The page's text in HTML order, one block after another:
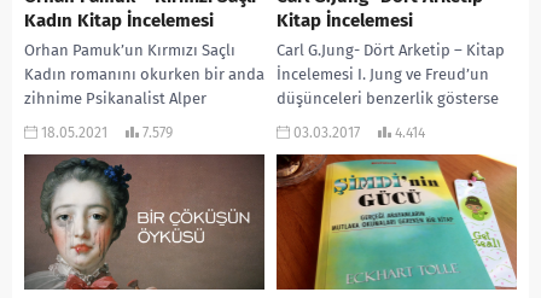
Kadın Kitap İncelemesi
Orhan Pamuk’un Kırmızı Saçlı
Kadın romanını okurken bir anda
zihnime Psikanalist Alper
Şahin’in “Gaddarlığı Ergenlik
geldi. Yazının...
18.05.2021 7.579
Kitap İncelemesi
Carl G.Jung- Dört Arketip – Kitap
İncelemesi I. Jung ve Freud’un
düşünceleri benzerlik gösterse
de, Jung “Ruh” kavramını Freud
03.03.2017 4.414